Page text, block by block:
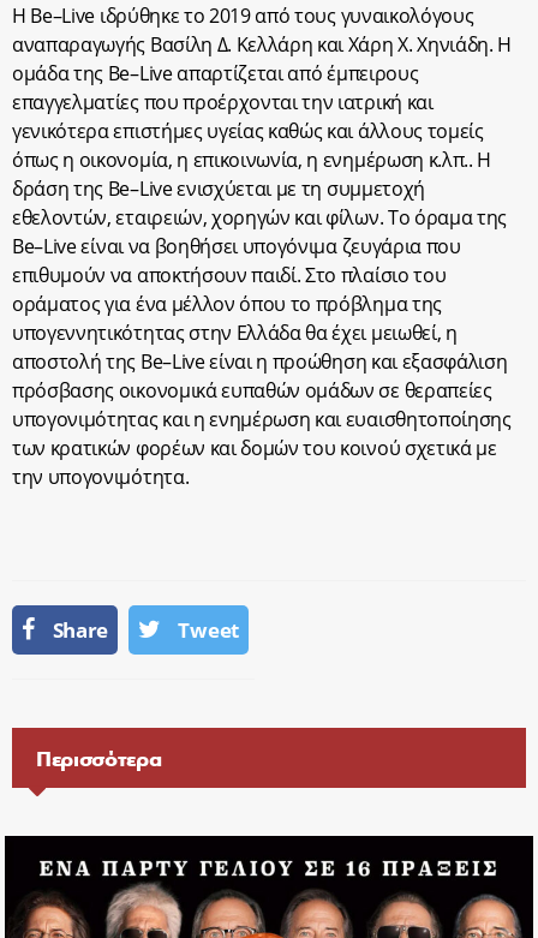
Η Be–Live ιδρύθηκε το 2019 από τους γυναικολόγους
αναπαραγωγής Βασίλη Δ. Κελλάρη και Χάρη Χ. Χηνιάδη. Η
ομάδα της Be–Liveαπαρτίζεται από έμπειρους
επαγγελματίες που προέρχονται την ιατρική και
γενικότερα επιστήμες υγείας καθώς και άλλους τομείς
όπως η οικονομία, η επικοινωνία, η ενημέρωση κ.λπ.. Η
δράση της Be–Liveενισχύεται με τη συμμετοχή
εθελοντών, εταιρειών, χορηγών και φίλων. Το όραμα της
Be–Liveείναι να βοηθήσει υπογόνιμα ζευγάρια που
επιθυμούν να αποκτήσουν παιδί. Στο πλαίσιο του
οράματος για ένα μέλλον όπου το πρόβλημα της
υπογεννητικότητας στην Ελλάδα θα έχει μειωθεί, η
αποστολή της Be–Liveείναι η προώθηση και εξασφάλιση
πρόσβασης οικονομικά ευπαθών ομάδων σε θεραπείες
υπογονιμότητας και η ενημέρωση και ευαισθητοποίησης
των κρατικών φορέων και δομών του κοινού σχετικά με
την υπογονιμότητα.
Share Tweet
Περισσότερα